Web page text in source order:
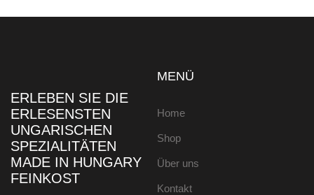
ERLEBEN SIE DIE
ERLESENSTEN
UNGARISCHEN
SPEZIALITÄTEN
MADE IN HUNGARY
FEINKOST
MENÜ
Home
Shop
Über uns
Kontakt